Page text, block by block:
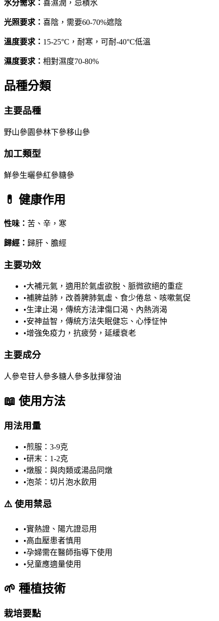
水分需求 ： 喜濕潤，忌積水
光照要求 ： 喜陰，需要60-70%遮陰
溫度要求 ： 15-25°C，耐寒，可耐-40°C低溫
濕度要求 ： 相對濕度70-80%
品種分類
主要品種
野山參園參林下參移山參
加工類型
鮮參生曬參紅參糖參
💊 健康作用
性味 ： 苦、辛，寒
歸經 ： 歸肝、膽經
主要功效
•大補元氣，適用於氣虛欲脫、脈微欲絕的重症
•補脾益肺，改善脾肺氣虛、食少倦怠、咳嗽氣促
•生津止渴，傳統方法津傷口渴、內熱消渴
•安神益智，傳統方法失眠健忘、心悸怔忡
•增強免疫力，抗疲勞，延緩衰老
主要成分
人參皂苷人參多糖人參多肽揮發油
📖 使用方法
用法用量
•煎服：3-9克
•研末：1-2克
•燉服：與肉類或湯品同燉
•泡茶：切片泡水飲用
⚠️ 使用禁忌
•實熱證、陽亢證忌用
•高血壓患者慎用
•孕婦需在醫師指導下使用
•兒童應適量使用
🌱 種植技術
栽培要點